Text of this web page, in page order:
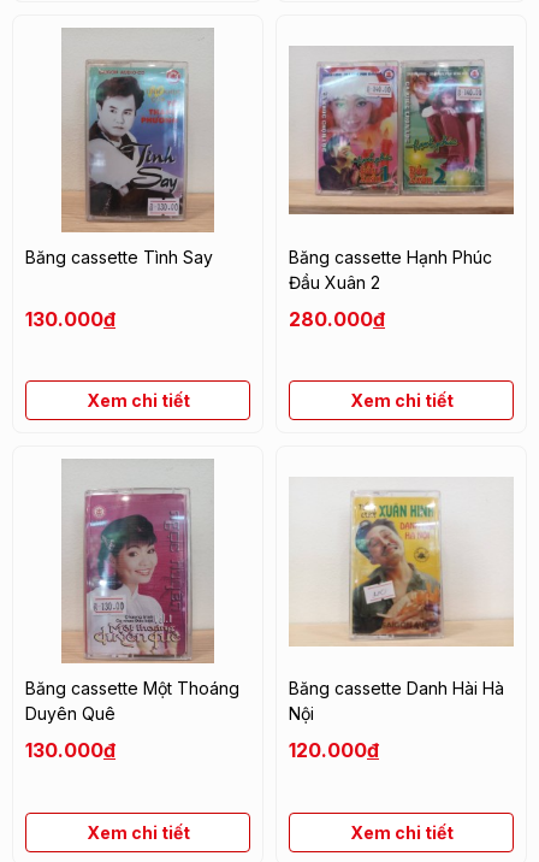
Băng cassette Tình Say
130.000đ
Xem chi tiết
Băng cassette Hạnh Phúc
Đầu Xuân 2
280.000đ
Xem chi tiết
Băng cassette Một Thoáng
Duyên Quê
130.000đ
Xem chi tiết
Băng cassette Danh Hài Hà
Nội
120.000đ
Xem chi tiết